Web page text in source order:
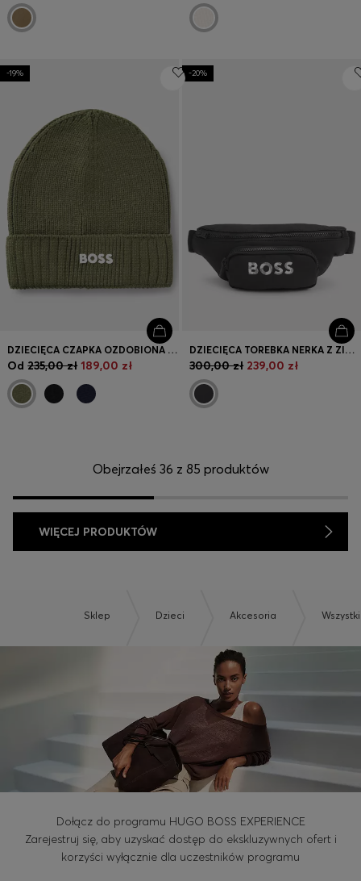
-19%
DZIECIĘCA CZAPKA OZDOBIONA LOGO W TECHNICE GUMOWEGO NADRUKU
Od 235,00 zł 189,00 zł
-20%
DZIECIĘCA TOREBKA NERKA Z ZIARNISTEGO MATERIAŁU I PŁÓTNA
300,00 zł 239,00 zł
Obejrzałeś 36 z 85 produktów
WIĘCEJ PRODUKTÓW
Sklep Dzieci Akcesoria
Dołącz do programu HUGO BOSS EXPERIENCE
Zarejestruj się, aby uzyskać dostęp do ekskluzywnych ofert i
korzyści wyłącznie dla uczestników programu